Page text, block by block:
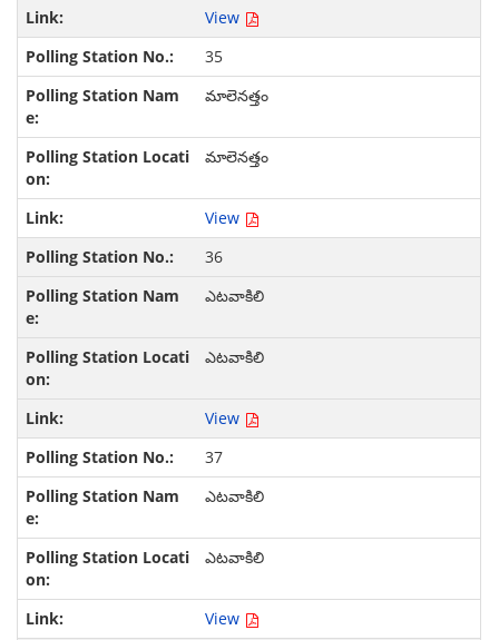
View
35
మాలెనత్తం
మాలెనత్తం
View
36
ఎటవాకిలి
ఎటవాకిలి
View
37
ఎటవాకిలి
ఎటవాకిలి
View